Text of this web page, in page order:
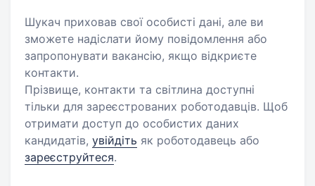
Шукач приховав свої особисті дані, але ви
зможете надіслати йому повідомлення або
запропонувати вакансію, якщо відкриєте
контакти.
Прізвище, контакти та світлина доступні
тільки для зареєстрованих роботодавців. Щоб
отримати доступ до особистих даних
кандидатів, увійдіть як роботодавець або
зареєструйтеся.